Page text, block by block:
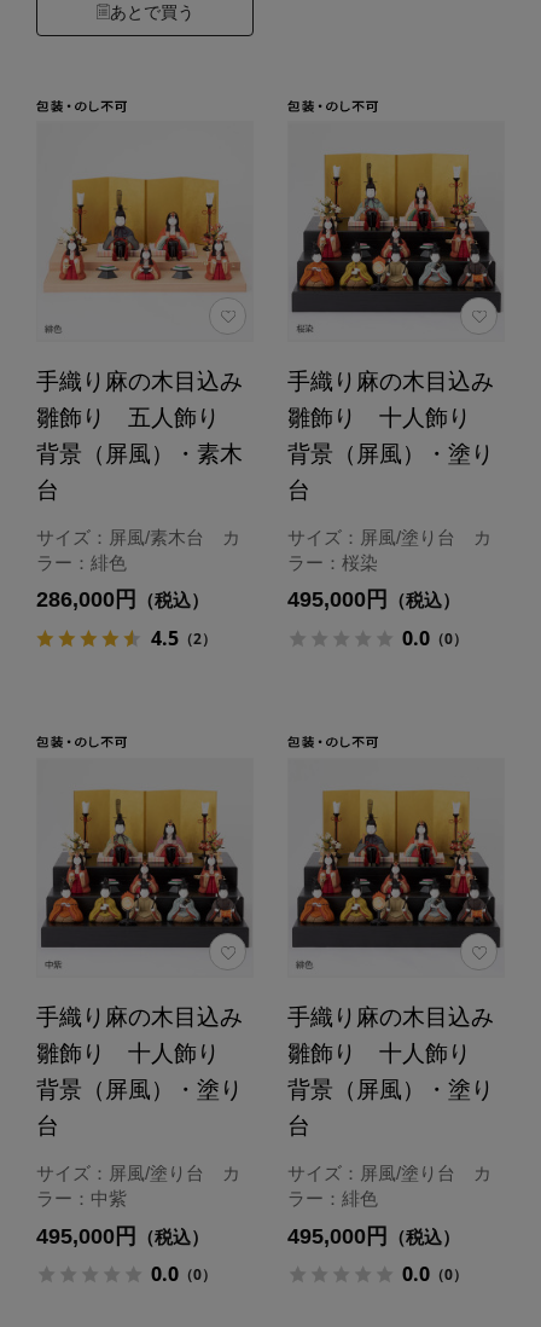
あとで買う
手織り麻の木目込み
雛飾り 五人飾り
背景（屏風）・素木
台
サイズ：屏風/素木台 カ
ラー：緋色
286,000円 （税込）
4.5（2）
手織り麻の木目込み
雛飾り 十人飾り
背景（屏風）・塗り
台
サイズ：屏風/塗り台 カ
ラー：桜染
495,000円 （税込）
0.0（0）
手織り麻の木目込み
雛飾り 十人飾り
背景（屏風）・塗り
台
サイズ：屏風/塗り台 カ
ラー：中紫
495,000円 （税込）
0.0（0）
手織り麻の木目込み
雛飾り 十人飾り
背景（屏風）・塗り
台
サイズ：屏風/塗り台 カ
ラー：緋色
495,000円 （税込）
0.0（0）